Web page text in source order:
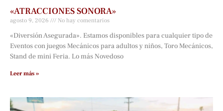
«ATRACCIONES SONORA»
agosto 9, 2026 No hay comentarios
«Diversión Asegurada». Estamos disponibles para cualquier tipo de
Eventos con juegos Mecánicos para adultos y niños, Toro Mecánicos,
Stand de mini Feria. Lo más Novedoso
Leer más »